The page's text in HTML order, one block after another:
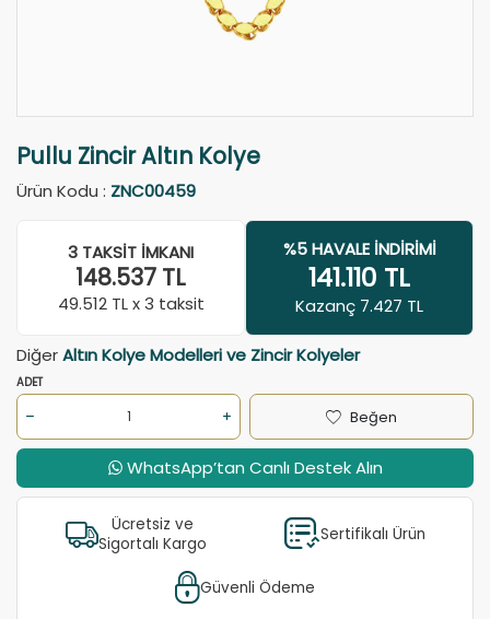
Pullu Zincir Altın Kolye
Ürün Kodu : ZNC00459
3 TAKSIT İMKANI
148.537 TL
49.512 TL x 3 taksit
%5 HAVALE İNDIRIMI
141.110 TL
Kazanç 7.427 TL
DiğerAltın Kolye Modelleri ve Zincir Kolyeler
ADET
Beğen
WhatsApp’tan Canlı Destek Alın
Ücretsiz ve
Sigortalı Kargo
Sertifikalı Ürün
Güvenli Ödeme